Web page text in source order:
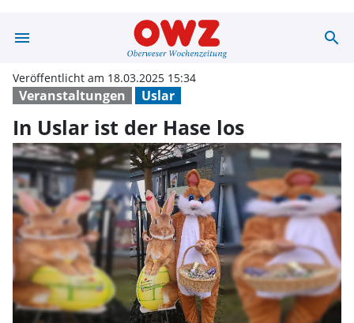
menu In Uslar ist dersearch
Veranstaltungen Uslar
Veröffentlicht am 18.03.2025 15:34
In Uslar ist der Hase los